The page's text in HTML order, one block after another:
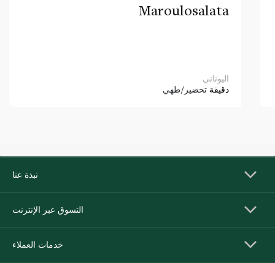
Maroulosalata
اليوناني
دقيقة تحضير/طهي
نبذة عنا
التسوق عبر الإنترنت
خدمات العملاء